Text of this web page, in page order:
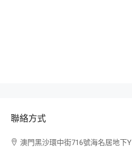
聯絡方式
澳門黑沙環中街716號海名居地下Y